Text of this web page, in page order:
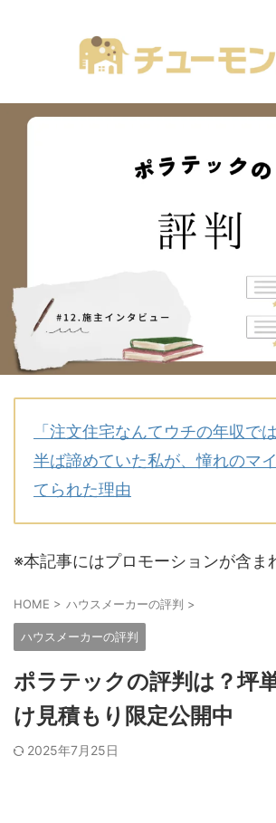
「注文住宅なんてウチの年収で
半ば諦めていた私が、憧れのマ
てられた理由
※本記事にはプロモーションが含ま
HOME > ハウスメーカーの評判 >
ハウスメーカーの評判
ポラテックの評判は？坪
け見積もり限定公開中
2025年7月25日